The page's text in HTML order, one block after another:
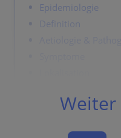
Epidemiologie
Definition
Labor &Weiter